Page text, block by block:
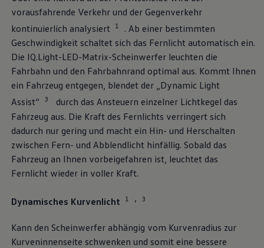
75 Jahre Bulli Jubiläum
Bulli Magazin
Fahrzeugabholung ab Werk
vorausfahrende Verkehr und der Gegenverkehr
kontinuierlich analysiert
1
. Ab einer bestimmten
Geschwindigkeit schaltet sich das Fernlicht automatisch ein.
Die IQ.Light-LED-Matrix-Scheinwerfer leuchten die
Fahrbahn und den Fahrbahnrand optimal aus. Kommt Ihnen
ein Fahrzeug entgegen, blendet der „Dynamic Light
Assist“
3
durch das Ansteuern einzelner Lichtkegel das
Fahrzeug aus. Die Kraft des Fernlichts verringert sich
dadurch nur gering und macht ein Hin- und Herschalten
zwischen Fern- und Abblendlicht hinfällig. Sobald das
Fahrzeug an Ihnen vorbeigefahren ist, leuchtet das
Fernlicht wieder in voller Kraft.
Dynamisches Kurvenlicht 1 , 3
Kann den Scheinwerfer abhängig vom Kurvenradius zur
Kurveninnenseite schwenken und somit eine bessere